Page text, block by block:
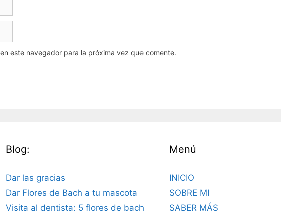
este navegador para la próxima vez que comente.
Blog:
Dar las gracias
Dar Flores de Bach a tu mascota
Visita al dentista: 5 flores de bach
Menú
INICIO
SOBRE MI
SABER MÁS